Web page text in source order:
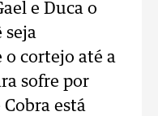
e Duca o
seja
o cortejo até a
sofre por
Cobra está